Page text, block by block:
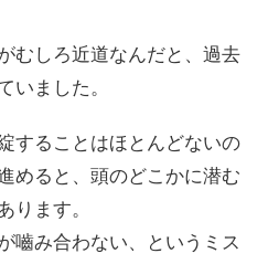
むしろ近道なんだと、過去
ました。
することはほとんどないの
めると、頭のどこかに潜む
ます。
嚙み合わない、というミス